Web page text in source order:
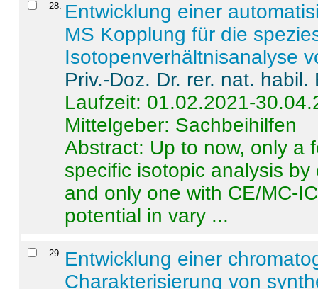
28. Entwicklung einer
MS Kopplung für die
Isotopenverhältnisanalyse
Priv.-Doz. Dr. rer. nat.
Laufzeit: 01.02.2021-
Mittelgeber: Sachbeihilfen
Abstract: Up to now, only a
specific isotopic analysis
and only one with CE/MC-
potential in vary ...
29. Entwicklung einer
Charakterisierung von